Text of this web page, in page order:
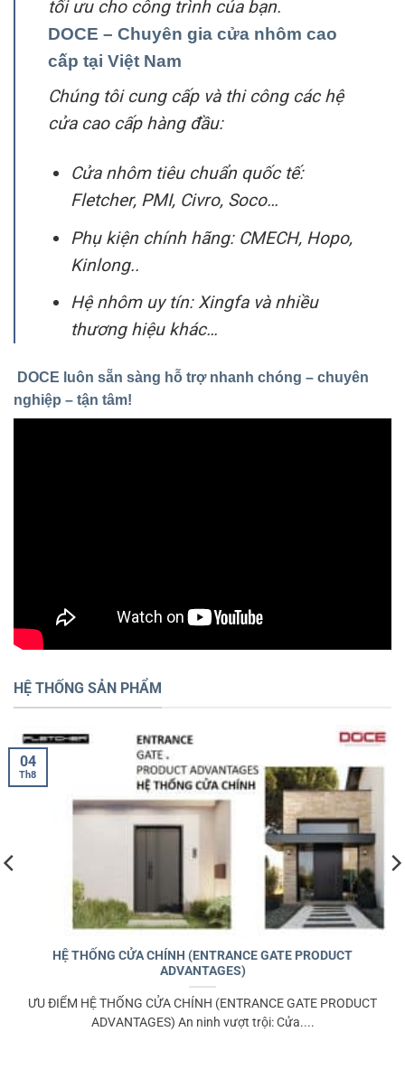
tối ưu cho công trình của bạn.
DOCE – Chuyên gia cửa nhôm cao
cấp tại Việt Nam
Chúng tôi cung cấp và thi công các hệ
cửa cao cấp hàng đầu:
Cửa nhôm tiêu chuẩn quốc tế:
Fletcher, PMI, Civro, Soco…
Phụ kiện chính hãng: CMECH, Hopo,
Kinlong..
Hệ nhôm uy tín: Xingfa và nhiều
thương hiệu khác…
DOCE luôn sẵn sàng hỗ trợ nhanh chóng – chuyên
nghiệp – tận tâm!
HỆ THỐNG SẢN PHẨM
HỆ THỐNG CỬA CHÍNH (ENTRANCE GATE PRODUCT
ADVANTAGES)
ƯU ĐIỂM HỆ THỐNG CỬA CHÍNH (ENTRANCE GATE PRODUCT
ADVANTAGES) An ninh vượt trội: Cửa....
04
Th8